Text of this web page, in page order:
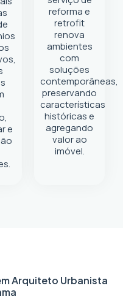
e
reforma e
retrofit
renova
ambientes
com
soluções
contemporâneas,
preservando
características
históricas e
agregando
valor ao
imóvel.
Arquiteto Urbanista